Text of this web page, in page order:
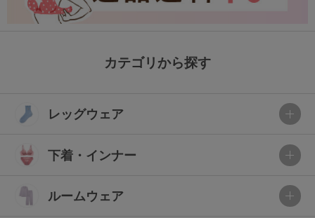
カテゴリから探す
レッグウェア
下着・インナー
ルームウェア